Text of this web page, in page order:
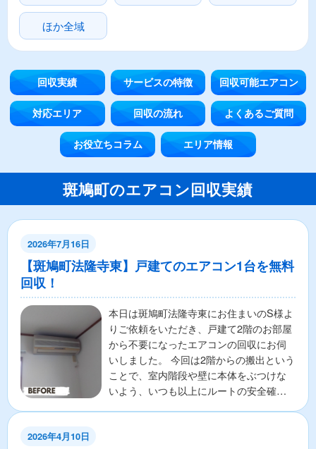
ほか全域
回収実績 サービスの特徴 回収可能エアコン
対応エリア 回収の流れ よくあるご質問
お役立ちコラム エリア情報
斑鳩町のエアコン回収実績
2026年7月16日
【斑鳩町法隆寺東】戸建てのエアコン1台を無料
回収！
本日は斑鳩町法隆寺東にお住まいのS様よ
りご依頼をいただき、戸建て2階のお部屋
から不要になったエアコンの回収にお伺
いしました。 今回は2階からの搬出という
ことで、室内階段や壁に本体をぶつけな
いよう、いつも以上にルートの安全確認
2026年4月10日